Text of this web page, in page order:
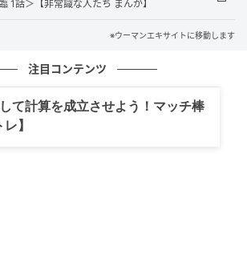
1話＞【非常識な人たち まんが】
※ウーマンエキサイトに移動します
注目コンテンツ
て計算を成立させよう！マッチ棒
】